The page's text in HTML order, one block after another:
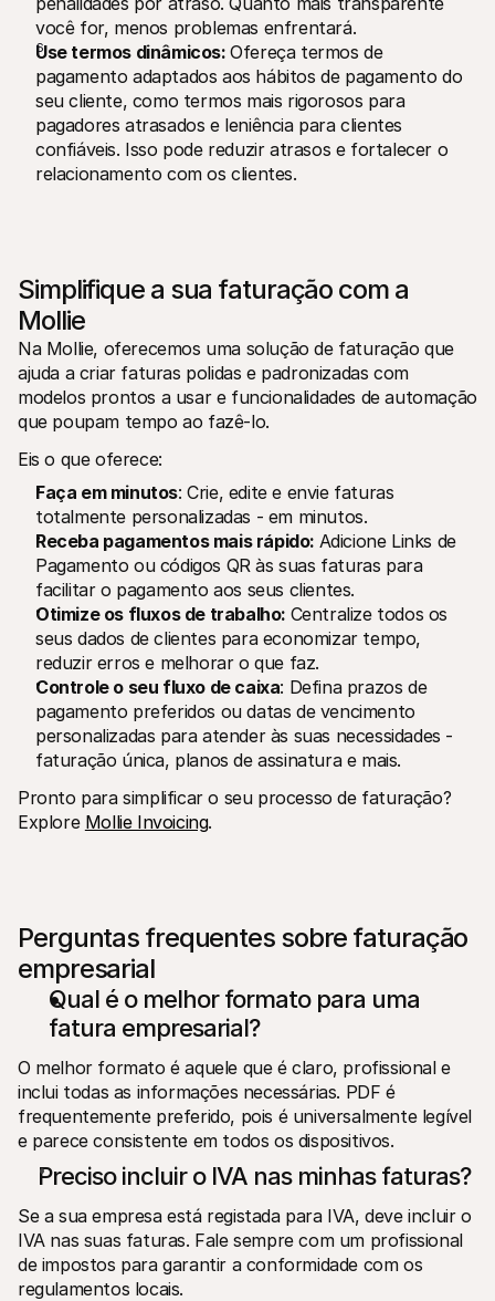
você for, menos problemas enfrentará.
Use termos dinâmicos: Ofereça termos de
pagamento adaptados aos hábitos de pagamento do
seu cliente, como termos mais rigorosos para
pagadores atrasados e leniência para clientes
confiáveis. Isso pode reduzir atrasos e fortalecer o
relacionamento com os clientes.
Simplifique a sua faturação com a
Mollie
Na Mollie, oferecemos uma solução de faturação que
ajuda a criar faturas polidas e padronizadas com
modelos prontos a usar e funcionalidades de automação
que poupam tempo ao fazê-lo.
Eis o que oferece:
Faça em minutos: Crie, edite e envie faturas
totalmente personalizadas - em minutos.
Receba pagamentos mais rápido: Adicione Links de
Pagamento ou códigos QR às suas faturas para
facilitar o pagamento aos seus clientes.
Otimize os fluxos de trabalho: Centralize todos os
seus dados de clientes para economizar tempo,
reduzir erros e melhorar o que faz.
Controle o seu fluxo de caixa: Defina prazos de
pagamento preferidos ou datas de vencimento
personalizadas para atender às suas necessidades -
faturação única, planos de assinatura e mais.
Pronto para simplificar o seu processo de faturação?
Explore Mollie Invoicing.
Perguntas frequentes sobre faturação
empresarial
Qual é o melhor formato para uma
fatura empresarial?
O melhor formato é aquele que é claro, profissional e
inclui todas as informações necessárias. PDF é
frequentemente preferido, pois é universalmente legível
e parece consistente em todos os dispositivos.
Preciso incluir o IVA nas minhas faturas?
Se a sua empresa está registada para IVA, deve incluir o
IVA nas suas faturas. Fale sempre com um profissional
de impostos para garantir a conformidade com os
regulamentos locais.